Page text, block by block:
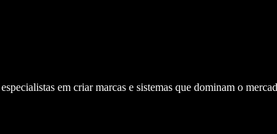
em criar marcas e sistemas que dominam o